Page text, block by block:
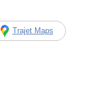
Trajet Maps